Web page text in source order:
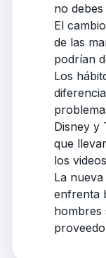
no
El
de las
podrían
Los
Disney y
que
los
La
enfrenta
hombres